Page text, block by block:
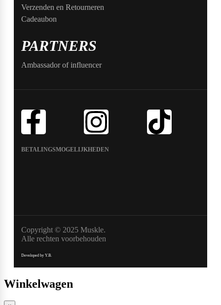
Verzenden en Retourneren
Cadeaubon
PARTNERS
Ambassador of influencer
BETALINGSMOGELIJKHEDEN
Copyright © 2025 Muskle.
Alle rechten voorbehouden
Developed by Y.B.
Winkelwagen